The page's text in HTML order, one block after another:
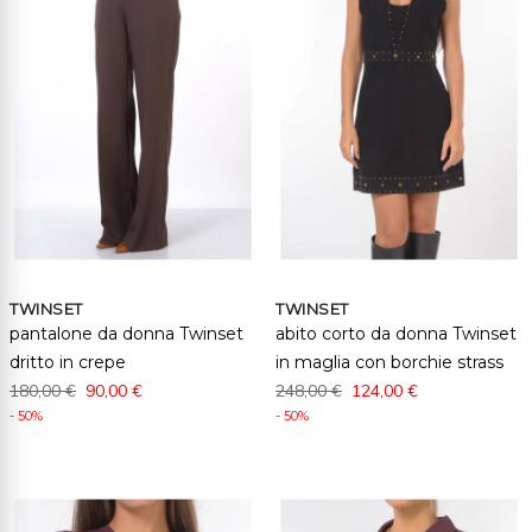
TWINSET
pantalone da donna Twinset
dritto in crepe
180,00 € 90,00 €
- 50%
TWINSET
abito corto da donna Twinset
in maglia con borchie strass
248,00 € 124,00 €
- 50%